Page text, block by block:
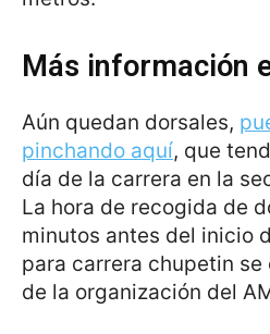
Más información
Aún quedan dorsales,
pinchando aquí, que
día de la carrera en la
La hora de recogida de
minutos antes del inicio
para carrera chupetin
de la organización del